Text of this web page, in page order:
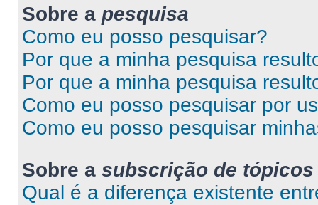
Sobre a pesquisa
Como eu posso pesquisar?
Por que a minha pesquisa
Por que a minha pesquisa
Como eu posso pesquisar por
Como eu posso pesquisar
Sobre a subscrição de tópicos
Qual é a diferença existente